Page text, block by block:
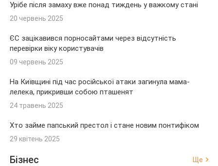
Урібе після замаху вже понад тиждень у важкому стані
20 червень 2025
ЄС зацікавився порносайтами через відсутність
перевірки віку користувачів
09 червень 2025
На Київщині під час російської атаки загинула мама-
лелека, прикривши собою пташенят
24 травень 2025
Хто займе папський престол і стане новим понтифіком
29 квітень 2025
Бізнес Ще